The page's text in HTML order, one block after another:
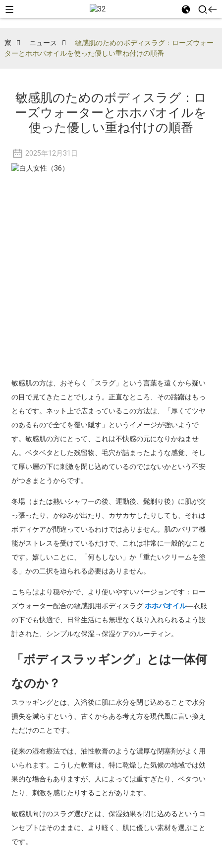
家 ニュース
敏感肌のためのボディスラグ：ローズウォー
ターとホホバオイルを使った優しい重ね付けの順番
敏感肌のためのボディスラグ：ロ
ーズウォーターとホホバオイルを
使った優しい重ね付けの順番
2025年12月31日
敏感肌の方は、おそらく「スラグ」という言葉を遠くから疑い
の目で見てきたことでしょう。正直なところ、その躊躇はもっ
ともです。ネット上で広まっているこの方法は、「厚くてツヤ
のあるもので全てを覆い隠す」というイメージが強いようで
す。敏感肌の方にとって、これは不快感の元になりかねませ
ん。ベタベタとした残留物、毛穴が詰まったような感覚、そし
て厚い層の下に刺激を閉じ込めているのではないかという不安
がつきまとうからです。
冬場（または熱いシャワーの後、運動後、髭剃り後）に肌が突
っ張ったり、かゆみが出たり、カサカサしたりしても、それは
ボディケアが間違っているわけではありません。肌のバリア機
能がストレスを受けているだけで、これは非常に一般的なこと
です。嬉しいことに、「何もしない」か「重たいクリームを塗
る」かの二択を迫られる必要はありません。
こちらはより穏やかで、より使いやすいバージョンです：ロー
ズウォーター配合の敏感肌用ボディスラグホホバオイル―衣服
の下でも快適で、日常生活にも無理なく取り入れられるよう設​​
計された、シンプルな保湿→保湿ケアのルーティン。
「ボディスラッギング」とは一体何
なのか？
スラッギングとは、入浴後に肌に水分を閉じ込めることで水分
損失を減らすという、古くからある考え方を現代風に言い換え
ただけのことです。
従来の湿布療法では、油性軟膏のような濃厚な閉塞剤がよく用
いられます。こうした軟膏は、特に乾燥した気候の地域では効
果的な場合もありますが、人によっては重すぎたり、ベタつい
たり、刺激を感じたりすることがあります。
敏感肌向けのスラグ選びとは、保湿効果を閉じ込めるというコ
ンセプトはそのままに、より軽く、肌に優しい素材を選ぶこと
です。